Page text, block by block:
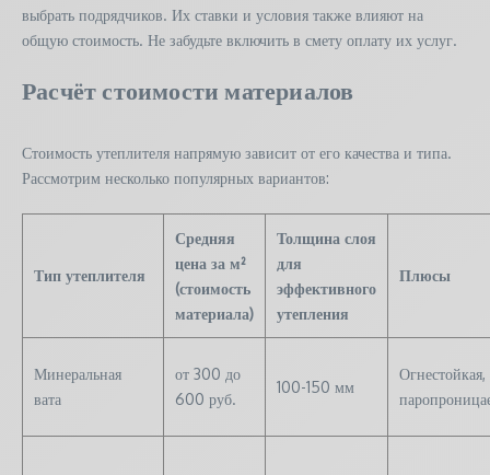
выбрать подрядчиков. Их ставки и условия также влияют на
общую стоимость. Не забудьте включить в смету оплату их услуг.
Расчёт стоимости материалов
Стоимость утеплителя напрямую зависит от его качества и типа.
Рассмотрим несколько популярных вариантов:
Тип утеплителя
Средняя
цена за м²
(стоимость
материала)
Толщина слоя
для
эффективного
утепления
Плюсы
Минеральная
вата
от 300 до
600 руб.
100-150 мм
Огнестойкая,